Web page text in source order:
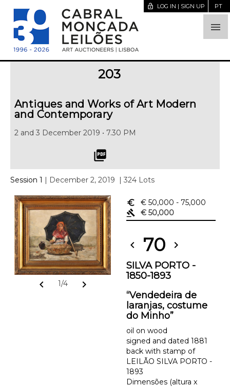

lock_open LOG IN | SIGN UP PT
203
Antiques and Works of Art Modern
and Contemporary
2 and 3 December 2019 • 7.30 PM
picture_as_pdf
Session 1 | December 2, 2019 | 324 Lots
chevron_left 1/4 chevron_right
euro_symbol € 50,000 - 75,000
gavel
€ 50,000
chevron_left 70 chevron_right
SILVA PORTO -
1850-1893
“Vendedeira de
laranjas, costume
do Minho”
oil on wood
signed and dated 1881
back with stamp of
LEILÃO SILVA PORTO -
1893
Dimensões (altura x